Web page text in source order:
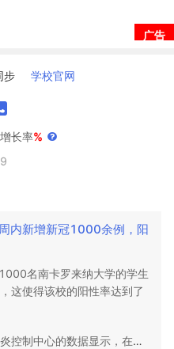
广告
步 学校官网
增长率%
内新增新冠1000余例，阳
名南卡罗来纳大学的学生
这使得该校的阳性率达到了
控制中心的数据显示，在上